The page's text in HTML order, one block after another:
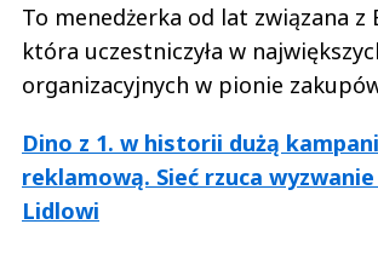
To menedżerka od lat związana z
która uczestniczyła w
organizacyjnych w pionie
Dino z 1. w historii dużą
reklamową. Sieć rzuca
Lidlowi